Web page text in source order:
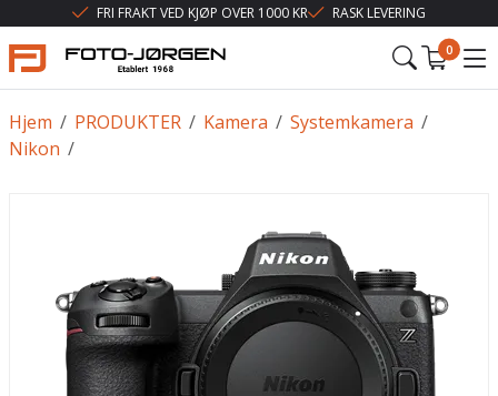
FRI FRAKT VED KJØP OVER 1000 KR RASK LEVERING
0
/
Hjem /
PRODUKTER /
Kamera /
Systemkamera
/
Nikon